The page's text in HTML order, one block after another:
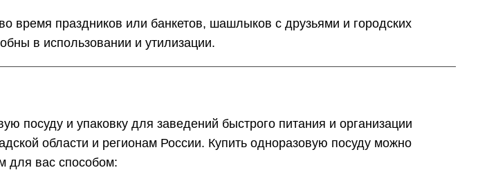
время праздников или банкетов, шашлыков с друзьями и городских
в использовании и утилизации.
посуду и упаковку для заведений быстрого питания и организации
области и регионам России. Купить одноразовую посуду можно
для вас способом: